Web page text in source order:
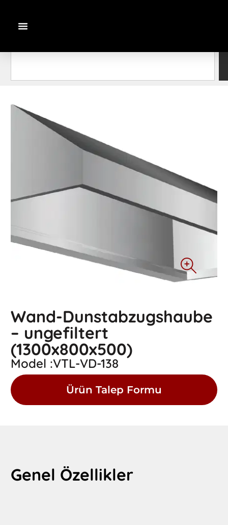
Wand-Dunstabzugshaube
– ungefiltert
(1300x800x500)
Model :VTL-VD-138
Ürün Talep Formu
Genel Özellikler